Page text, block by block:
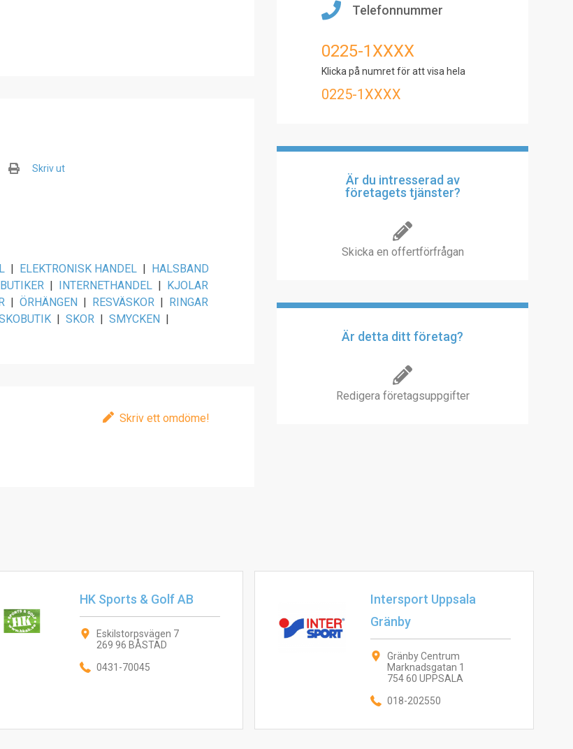
Skriv ut
| ELEKTRONISK HANDEL | HALSBAND
| INTERNETHANDEL | KJOLAR
| ÖRHÄNGEN | RESVÄSKOR | RINGAR
| SKOR | SMYCKEN |
Skriv ett omdöme!
Telefonnummer
0225-1XXXX
Klicka på numret för att visa hela
0225-1XXXX
Är du intresserad av
företagets tjänster?
Skicka en offertförfrågan
Är detta ditt företag?
Redigera företagsuppgifter
HK Sports & Golf AB
Eskilstorpsvägen 7
269 96 BÅSTAD
0431-70045
Intersport Uppsala
Gränby
Gränby Centrum
Marknadsgatan 1
754 60 UPPSALA
018-202550